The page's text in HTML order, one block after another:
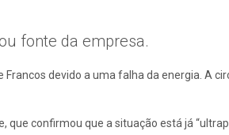
fonte da empresa.
devido a uma falha da energia. A
que confirmou que a situação está já